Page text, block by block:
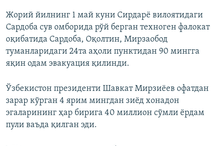
Жорий йилнинг 1 май куни Сирдарё вилоятидаги
Сардоба сув омборида рўй берган техноген фалокат
оқибатида Сардоба, Оқолтин, Мирзаобод
туманларидаги 24та аҳоли пунктидан 90 мингга
яқин одам эвакуация қилинди.​
Ўзбекистон президенти Шавкат Мирзиёев офатдан
зарар кўрган 4 ярим мингдан зиёд хонадон
эгаларининг ҳар бирига 40 миллион сўмли ёрдам
пули ваъда қилган эди.